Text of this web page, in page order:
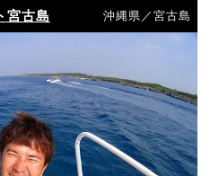
宮古島 沖縄県／宮古島